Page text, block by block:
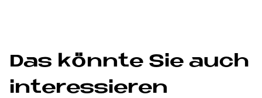
Das könnte Sie auch
interessieren